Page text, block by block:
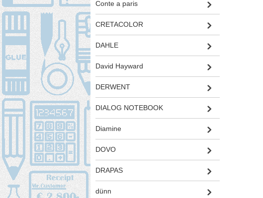
Conte a paris
CRETACOLOR
DAHLE
David Hayward
DERWENT
DIALOG NOTEBOOK
Diamine
DOVO
DRAPAS
dünn